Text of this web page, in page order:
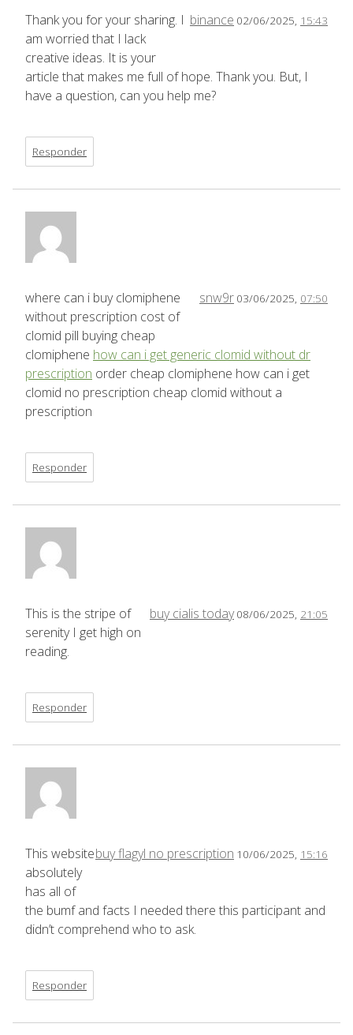
binance 02/06/2025, 15:43
Thank you for your sharing. I
am worried that I lack
creative ideas. It is your
article that makes me full of hope. Thank you. But, I
have a question, can you help me?
Responder
snw9r 03/06/2025, 07:50
where can i buy clomiphene
without prescription cost of
clomid pill buying cheap
clomiphene how can i get generic clomid without dr
prescription order cheap clomiphene how can i get
clomid no prescription cheap clomid without a
prescription
Responder
buy cialis today 08/06/2025, 21:05
This is the stripe of
serenity I get high on
reading.
Responder
buy flagyl no prescription 10/06/2025, 15:16
This website
absolutely
has all of
the bumf and facts I needed there this participant and
didn’t comprehend who to ask.
Responder